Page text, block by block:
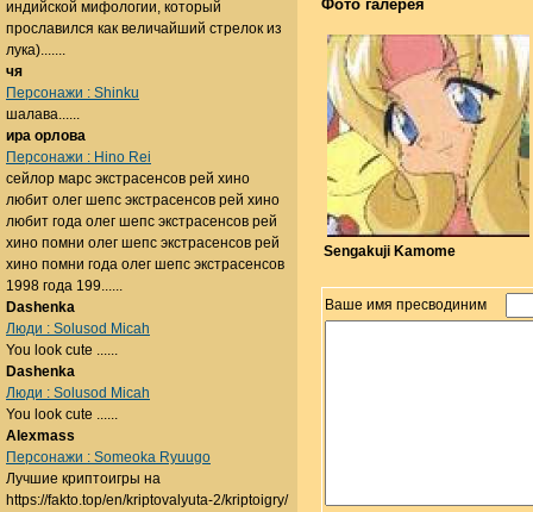
Фото галерея
Sengakuji Kamome
Ваше имя пресводиним
индийской мифологии, который
прославился как величайший стрелок из
лука).......
чя
Персонажи : Shinku
шалава......
ира орлова
Персонажи : Hino Rei
сейлор марс экстрасенсов рей хино
любит олег шепс экстрасенсов рей хино
любит года олег шепс экстрасенсов рей
хино помни олег шепс экстрасенсов рей
хино помни года олег шепс экстрасенсов
1998 года 199......
Dashenka
Люди : Solusod Micah
You look cute ......
Dashenka
Люди : Solusod Micah
You look cute ......
Alexmass
Персонажи : Someoka Ryuugo
Лучшие криптоигры на
https://fakto.top/en/kriptovalyuta-2/kriptoigry/